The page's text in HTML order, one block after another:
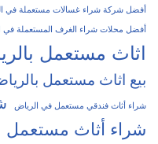
أفضل شركة شراء غسالات مستعملة في
أفضل محلات شراء الغرف المستعملة في
اثاث مستعمل
بيع اثاث مستعمل
شراء أثاث فندقي مستعمل في الرياض
شراء أثاث مستعمل